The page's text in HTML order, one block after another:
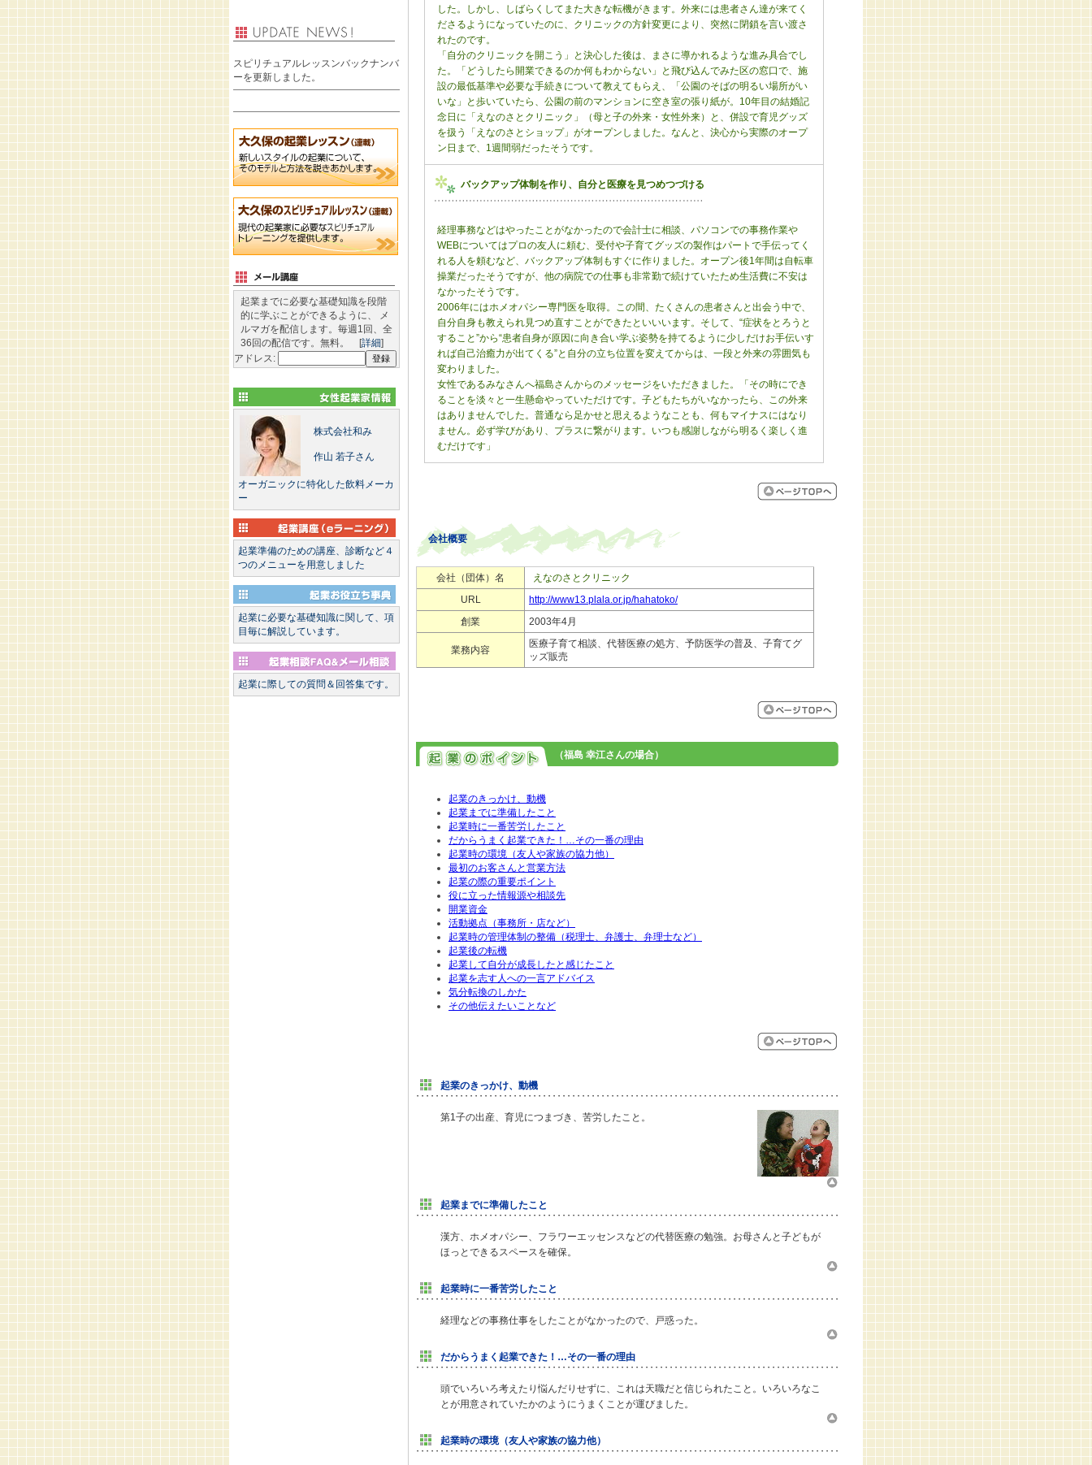
した。しかし、しばらくしてまた大きな転機がきます。外来には患者さん達が来てく
ださるようになっていたのに、クリニックの方針変更により、突然に閉鎖を言い渡さ
れたのです。
「自分のクリニックを開こう」と決心した後は、まさに導かれるような進み具合でし
た。「どうしたら開業できるのか何もわからない」と飛び込んでみた区の窓口で、施
設の最低基準や必要な手続きについて教えてもらえ、「公園のそばの明るい場所がい
いな」と歩いていたら、公園の前のマンションに空き室の張り紙が。10年目の結婚記
念日に「えなのさとクリニック」（母と子の外来・女性外来）と、併設で育児グッズ
を扱う「えなのさとショップ」がオープンしました。なんと、決心から実際のオープ
ン日まで、1週間弱だったそうです。
バックアップ体制を作り、自分と医療を見つめつづける
経理事務などはやったことがなかったので会計士に相談、パソコンでの事務作業や
WEBについてはプロの友人に頼む、受付や子育てグッズの製作はパートで手伝ってく
れる人を頼むなど、バックアップ体制もすぐに作りました。オープン後1年間は自転車
操業だったそうですが、他の病院での仕事も非常勤で続けていたため生活費に不安は
なかったそうです。
2006年にはホメオパシー専門医を取得。この間、たくさんの患者さんと出会う中で、
自分自身も教えられ見つめ直すことができたといいいます。そして、“症状をとろうと
すること”から“患者自身が原因に向き合い学ぶ姿勢を持てるように少しだけお手伝いす
れば自己治癒力が出てくる”と自分の立ち位置を変えてからは、一段と外来の雰囲気も
変わりました。
女性であるみなさんへ福島さんからのメッセージをいただきました。「その時にでき
ることを淡々と一生懸命やっていただけです。子どもたちがいなかったら、この外来
はありませんでした。普通なら足かせと思えるようなことも、何もマイナスにはなり
ません。必ず学びがあり、プラスに繋がります。いつも感謝しながら明るく楽しく進
むだけです」
会社概要
会社（団体）名
えなのさとクリニック
URL
http://www13.plala.or.jp/hahatoko/
創業
2003年4月
業務内容
医療子育て相談、代替医療の処方、予防医学の普及、子育てグ
ッズ販売
（福島 幸江さんの場合）
起業のきっかけ、動機
起業までに準備したこと
起業時に一番苦労したこと
だからうまく起業できた！…その一番の理由
起業時の環境（友人や家族の協力他）
最初のお客さんと営業方法
起業の際の重要ポイント
役に立った情報源や相談先
開業資金
活動拠点（事務所・店など）
起業時の管理体制の整備（税理士、弁護士、弁理士など）
起業後の転機
起業して自分が成長したと感じたこと
起業を志す人への一言アドバイス
気分転換のしかた
その他伝えたいことなど
起業のきっかけ、動機
第1子の出産、育児につまづき、苦労したこと。
起業までに準備したこと
漢方、ホメオパシー、フラワーエッセンスなどの代替医療の勉強。お母さんと子どもが
ほっとできるスペースを確保。
起業時に一番苦労したこと
経理などの事務仕事をしたことがなかったので、戸惑った。
だからうまく起業できた！…その一番の理由
頭でいろいろ考えたり悩んだりせずに、これは天職だと信じられたこと。いろいろなこ
とが用意されていたかのようにうまくことが運びました。
起業時の環境（友人や家族の協力他）
スピリチュアルレッスンバックナンバ
ーを更新しました。
起業までに必要な基礎知識を段階
的に学ぶことができるように、 メ
ルマガを配信します。毎週1回、全
36回の配信です。無料。 [詳細]
アドレス:
株式会社和み
作山 若子さん
オーガニックに特化した飲料メーカ
ー
起業準備のための講座、診断など４
つのメニューを用意しました
起業に必要な基礎知識に関して、項
目毎に解説しています。
起業に際しての質問＆回答集です。